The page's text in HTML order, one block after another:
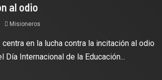
al odio
Misioneros
en la lucha contra la incitación al odio
Día Internacional de la Educación...